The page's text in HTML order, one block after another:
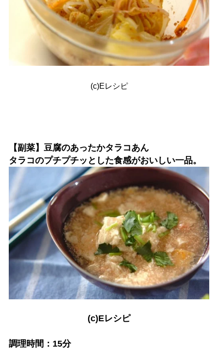
(c)Eレシピ
【副菜】豆腐のあったかタラコあん
タラコのプチプチッとした食感がおいしい一品。
(c)Eレシピ
調理時間：15分